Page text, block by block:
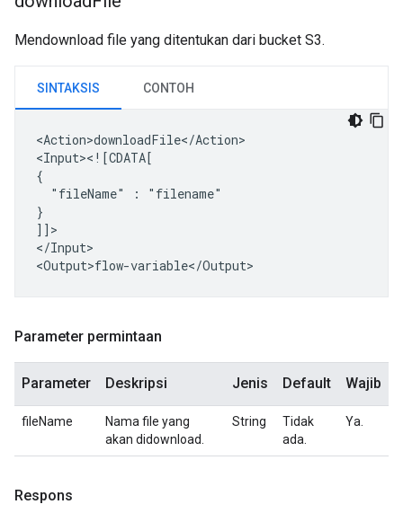
Mendownload file yang ditentukan dari bucket S3.
SINTAKSIS CONTOH
<Action>downloadFile</Action>
<Input><![CDATA[
"fileName"
:
"filename"
}
]]>
</Input>
Parameter permintaan
Parameter Deskripsi Jenis Default Wajib
fileName
Nama file yang
akan didownload.
String
Tidak
ada.
Ya.
Respons